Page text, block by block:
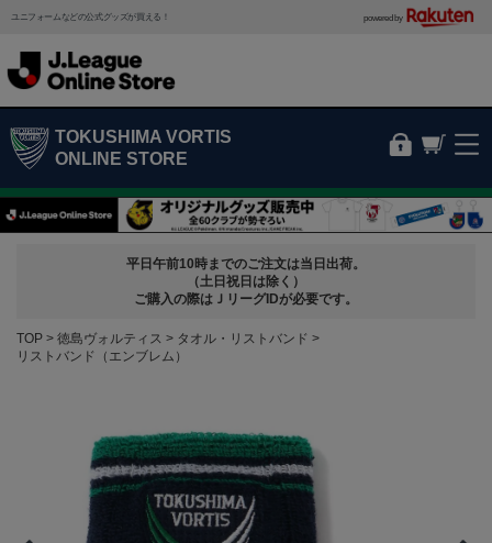
ユニフォームなどの公式グッズが買える！ powered by
TOKUSHIMA VORTIS
ONLINE STORE
平日午前10時までのご注文は当日出荷。
（土日祝日は除く）
ご購入の際はＪリーグIDが必要です。
TOP 徳島ヴォルティス
タオル・リストバンド
リストバンド（エンブレム）